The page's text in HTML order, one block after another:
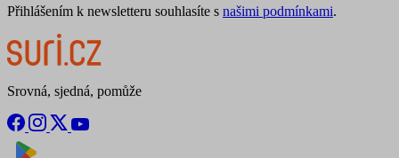
Přihlášením k newsletteru souhlasíte s našimi podmínkami.
Srovná, sjedná, pomůže